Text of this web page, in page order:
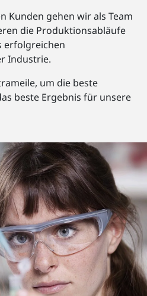
Kunden gehen wir als Team
die Produktionsabläufe
erfolgreichen
Industrie.
um die beste
beste Ergebnis für unsere